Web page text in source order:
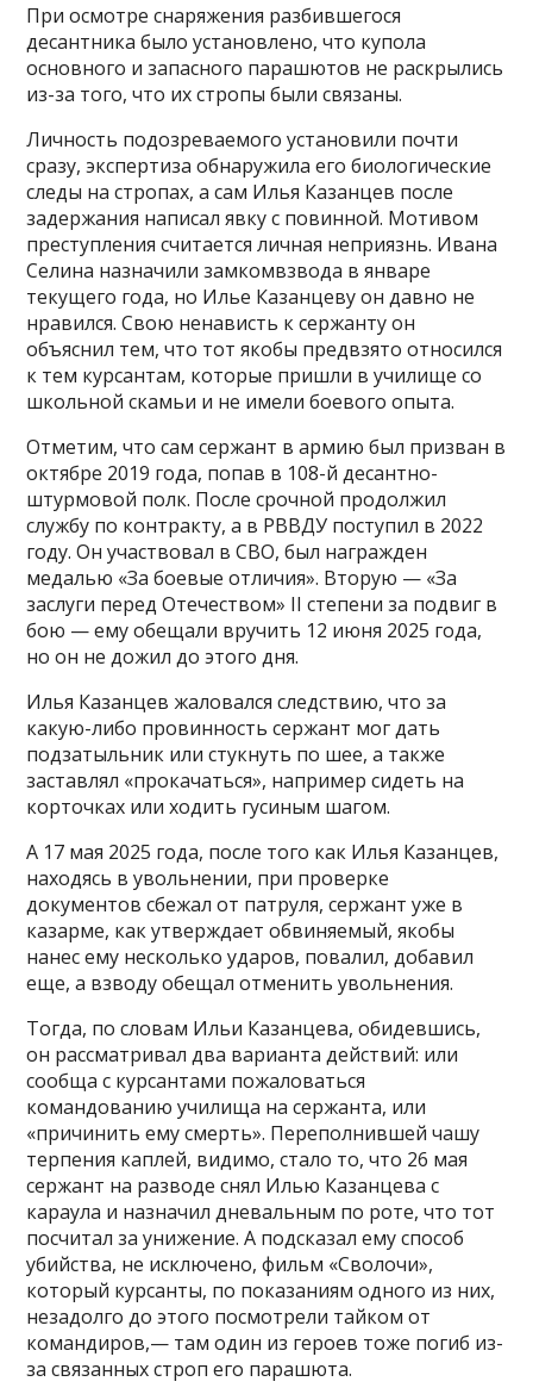
При осмотре снаряжения разбившегося
десантника было установлено, что купола
основного и запасного парашютов не раскрылись
из-за того, что их стропы были связаны.
Личность подозреваемого установили почти
сразу, экспертиза обнаружила его биологические
следы на стропах, а сам Илья Казанцев после
задержания написал явку с повинной. Мотивом
преступления считается личная неприязнь. Ивана
Селина назначили замкомвзвода в январе
текущего года, но Илье Казанцеву он давно не
нравился. Свою ненависть к сержанту он
объяснил тем, что тот якобы предвзято относился
к тем курсантам, которые пришли в училище со
школьной скамьи и не имели боевого опыта.
Отметим, что сам сержант в армию был призван в
октябре 2019 года, попав в 108-й десантно-
штурмовой полк. После срочной продолжил
службу по контракту, а в РВВДУ поступил в 2022
году. Он участвовал в СВО, был награжден
медалью «За боевые отличия». Вторую — «За
заслуги перед Отечеством» II степени за подвиг в
бою — ему обещали вручить 12 июня 2025 года,
но он не дожил до этого дня.
Илья Казанцев жаловался следствию, что за
какую-либо провинность сержант мог дать
подзатыльник или стукнуть по шее, а также
заставлял «прокачаться», например сидеть на
корточках или ходить гусиным шагом.
А 17 мая 2025 года, после того как Илья Казанцев,
находясь в увольнении, при проверке
документов сбежал от патруля, сержант уже в
казарме, как утверждает обвиняемый, якобы
нанес ему несколько ударов, повалил, добавил
еще, а взводу обещал отменить увольнения.
Тогда, по словам Ильи Казанцева, обидевшись,
он рассматривал два варианта действий: или
сообща с курсантами пожаловаться
командованию училища на сержанта, или
«причинить ему смерть». Переполнившей чашу
терпения каплей, видимо, стало то, что 26 мая
сержант на разводе снял Илью Казанцева с
караула и назначил дневальным по роте, что тот
посчитал за унижение. А подсказал ему способ
убийства, не исключено, фильм «Сволочи»,
который курсанты, по показаниям одного из них,
незадолго до этого посмотрели тайком от
командиров,— там один из героев тоже погиб из-
за связанных строп его парашюта.